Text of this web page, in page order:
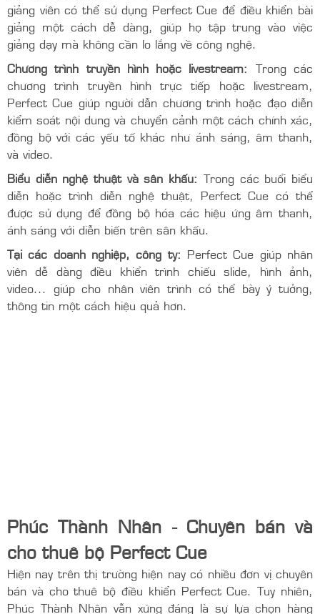
sử dụng với các nút bấm được bố trí hợp lý, phù hợp với
nhu cầu của người dùng trong các tình huống khác
nhau.
Ứng dụng của bộ Perfect Cue
Tại các sự kiện, hội nghị, hội thảo: Perfect Cue giúp
người diễn giả điều khiển bài thuyết trình một cách mượt
mà mà không cần nhờ đến người khác hoặc quay lại
máy tính, giúp tạo ấn tượng chuyên nghiệp và duy trì sự
tương tác với khán giả.
Tại các trường học, cơ sở đào tạo:Các giáo viên hay
giảng viên có thể sử dụng Perfect Cue để điều khiển bài
giảng một cách dễ dàng, giúp họ tập trung vào việc
giảng dạy mà không cần lo lắng về công nghệ.
Chương trình truyền hình hoặc livestream:Trong các
chương trình truyền hình trực tiếp hoặc livestream,
Perfect Cue giúp người dẫn chương trình hoặc đạo diễn
kiểm soát nội dung và chuyển cảnh một cách chính xác,